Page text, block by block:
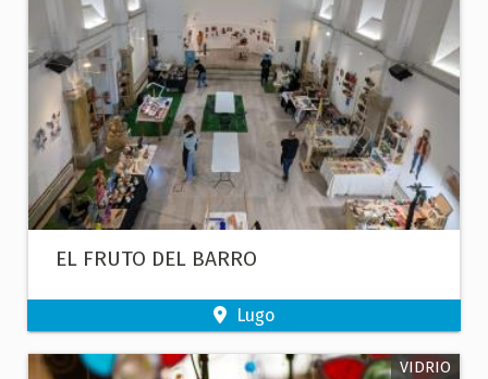
EL FRUTO DEL BARRO
Lugo
VIDRIO